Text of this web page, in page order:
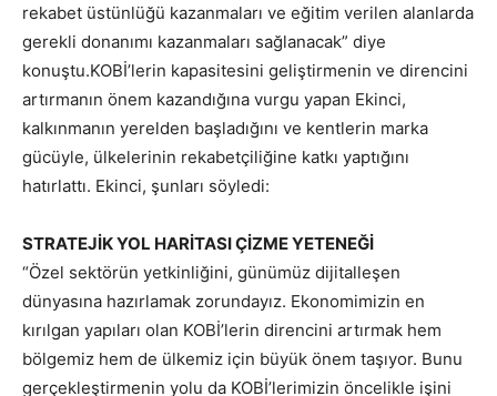
rekabet üstünlüğü kazanmaları ve eğitim verilen alanlarda
gerekli donanımı kazanmaları sağlanacak” diye
konuştu.KOBİ’lerin kapasitesini geliştirmenin ve direncini
artırmanın önem kazandığına vurgu yapan Ekinci,
kalkınmanın yerelden başladığını ve kentlerin marka
gücüyle, ülkelerinin rekabetçiliğine katkı yaptığını
hatırlattı. Ekinci, şunları söyledi:
STRATEJİK YOL HARİTASI ÇİZME YETENEĞİ
“Özel sektörün yetkinliğini, günümüz dijitalleşen
dünyasına hazırlamak zorundayız. Ekonomimizin en
kırılgan yapıları olan KOBİ’lerin direncini artırmak hem
bölgemiz hem de ülkemiz için büyük önem taşıyor. Bunu
gerçekleştirmenin yolu da KOBİ’lerimizin öncelikle işini